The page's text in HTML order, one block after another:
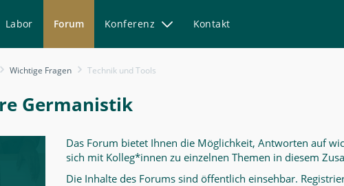
Labor Forum Konferenz Kontakt
Wichtige Fragen Technik und Tools
Germanistik
Das Forum bietet Ihnen die Möglichkeit, Antworten auf
sich mit Kolleg*innen zu einzelnen Themen in diesem
Die Inhalte des Forums sind öffentlich einsehbar.